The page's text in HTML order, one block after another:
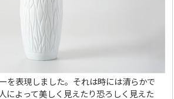
を表現しました。それは時には清らかで
によって美しく見えたり恐ろしく見えた